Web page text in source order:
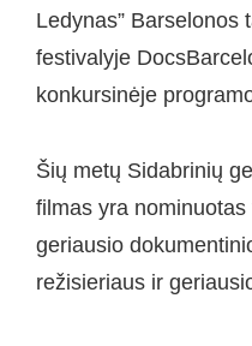
Ledynas” Barselonos
festivalyje
konkursinėje
Šių metų Sidabrinių
filmas yra
geriausio
režisieriaus ir